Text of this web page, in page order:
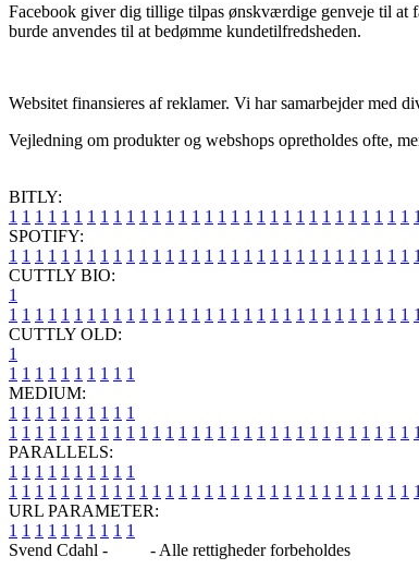
Facebook giver dig tillige tilpas ønskværdige genveje til at
burde anvendes til at bedømme kundetilfredsheden.
Websitet finansieres af reklamer. Vi har samarbejder med
Vejledning om produkter og webshops opretholdes ofte,
BITLY:
1 1 1 1 1 1 1 1 1 1 1 1 1 1 1 1 1 1 1 1 1 1 1 1 1 1 1 1 1 1 1 1
SPOTIFY:
1 1 1 1 1 1 1 1 1 1 1 1 1 1 1 1 1 1 1 1 1 1 1 1 1 1 1 1 1 1 1 1
CUTTLY BIO:
1
1 1 1 1 1 1 1 1 1 1 1 1 1 1 1 1 1 1 1 1 1 1 1 1 1 1 1 1 1 1 1 1
CUTTLY OLD:
1
1 1 1 1 1 1 1 1 1 1
MEDIUM:
1 1 1 1 1 1 1 1 1 1
1 1 1 1 1 1 1 1 1 1 1 1 1 1 1 1 1 1 1 1 1 1 1 1 1 1 1 1 1 1 1 1
PARALLELS:
1 1 1 1 1 1 1 1 1 1
1 1 1 1 1 1 1 1 1 1 1 1 1 1 1 1 1 1 1 1 1 1 1 1 1 1 1 1 1 1 1 1
URL PARAMETER:
1 1 1 1 1 1 1 1 1 1
Svend Cdahl -
- Alle rettigheder forbeholdes